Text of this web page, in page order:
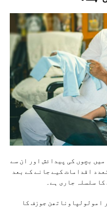
بچوں کی پیدائش اور ان سے
اقدامات کیے جانے کے بعد
سلسلہ جاری ہے۔
امولولپاوناتھن جوزف کا